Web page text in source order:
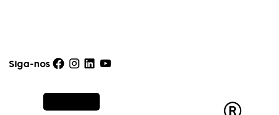
Siga-nos